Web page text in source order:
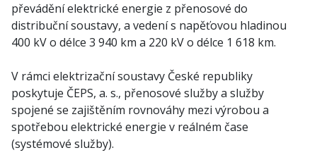
převádění elektrické energie z přenosové do
distribuční soustavy, a vedení s napěťovou hladinou
400 kV o délce 3 940 km a 220 kV o délce 1 618 km.
V rámci elektrizační soustavy České republiky
poskytuje ČEPS, a. s., přenosové služby a služby
spojené se zajištěním rovnováhy mezi výrobou a
spotřebou elektrické energie v reálném čase
(systémové služby).